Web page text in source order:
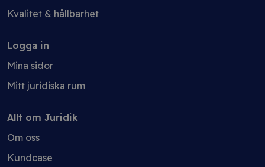
Kvalitet & hållbarhet
Logga in
Mina sidor
Mitt juridiska rum
Allt om Juridik
Om oss
Kundcase